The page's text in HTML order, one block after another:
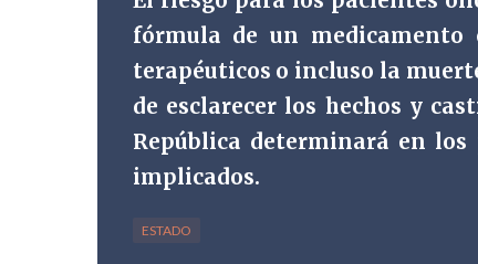
fórmula de un medicamento
terapéuticos o incluso la
de esclarecer los hechos y
República determinará en
implicados.
ESTADO